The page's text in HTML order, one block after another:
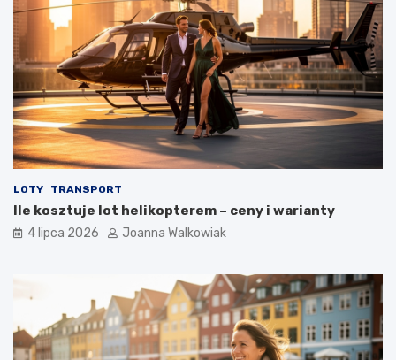
LOTY TRANSPORT
Ile kosztuje lot helikopterem – ceny i warianty
4 lipca 2026 Joanna Walkowiak